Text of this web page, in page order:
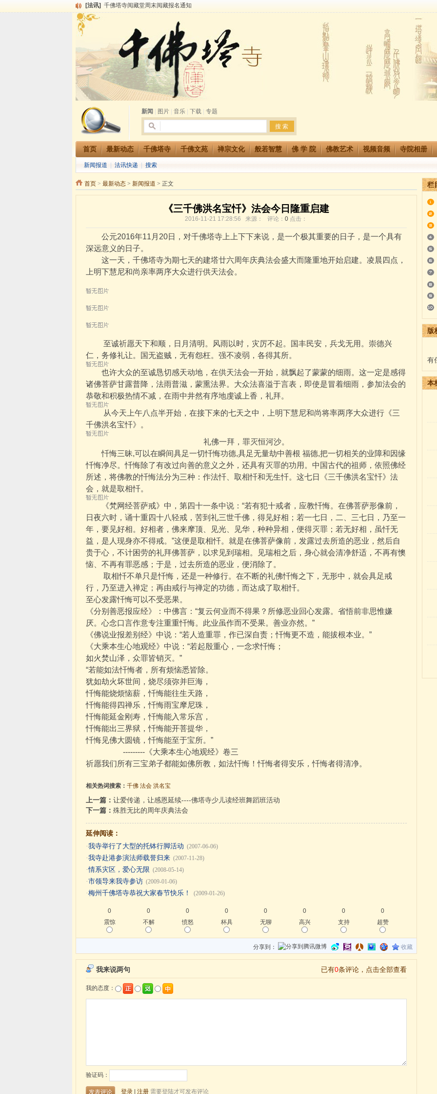
[法讯] 千佛塔寺阅藏堂周末阅藏报名通知
[法讯]
[法讯]
本寺方丈上明下慧尼和尚开讲《六祖坛经》
2015-3-26师父于法堂对大众的开示
[法讯]
广东千佛塔寺云门佛学院女众部 2016年招生简章
[法讯] 恭请海涛法师莅临千佛塔寺弘法
[法讯]
2014年七月大法会 祈福息灾地藏七 冥阳两利普渡群蒙盂兰盆
[法讯]
千佛塔寺云门佛学院女众部2014年招生简章
[法讯]
千佛塔寺兴建佛学院综合大楼缘起
[法讯] 共赴华藏世界 进入最后七天倒计时 殊胜华严法会 快快同享富贵庄严海
新闻
图片| 音乐| 下载| 专题
首页 最新动态 千佛塔寺 千佛文苑 禅宗文化 般若智慧 佛 学 院 佛教艺术 视频音频 寺院相册
新闻报道 法讯快递 搜索
首页> 最新动态> 新闻报道 > 正文
《三千佛洪名宝忏》法会今日隆重启建
2016-11-21 17:28:56 来源： 评论： 0 点击：
公元2016年11月20日，对千佛塔寺上上下下来说，是一个极其重要的日子，是一个具有
深远意义的日子。
这一天，千佛塔寺为期七天的建塔廿六周年庆典法会盛大而隆重地开始启建。凌晨四点，
上明下慧尼和尚亲率两序大众进行供天法会。
至诚祈愿天下和顺，日月清明。风雨以时，灾厉不起。国丰民安，兵戈无用。崇德兴
仁，务修礼让。国无盗贼，无有怨枉。强不凌弱，各得其所。
也许大众的至诚恳切感天动地，在供天法会一开始，就飘起了蒙蒙的细雨。这一定是感得
诸佛菩萨甘露普降，法雨普滋，蒙熏法界。大众法喜溢于言表，即使是冒着细雨，参加法会的
恭敬和积极热情不减，在雨中井然有序地虔诚上香，礼拜。
从今天上午八点半开始，在接下来的七天之中，上明下慧尼和尚将率两序大众进行《三
千佛洪名宝忏》。
礼佛一拜，罪灭恒河沙。
忏悔三昧,可以在瞬间具足一切忏悔功德,具足无量劫中善根 福德,把一切相关的业障和因缘
忏悔净尽。忏悔除了有改过向善的意义之外，还具有灭罪的功用。中国古代的祖师，依照佛经
所述，将佛教的忏悔法分为三种：作法忏、取相忏和无生忏。这七日《三千佛洪名宝忏》法
会，就是取相忏。
《梵网经菩萨戒》中，第四十一条中说：“若有犯十戒者，应教忏悔。在佛菩萨形像前，
日夜六时，诵十重四十八轻戒，苦到礼三世千佛，得见好相；若一七日，二、三七日，乃至一
年，要见好相。好相者，佛来摩顶、见光、见华，种种异相，便得灭罪；若无好相，虽忏无
益，是人现身亦不得戒。”这便是取相忏。就是在佛菩萨像前，发露过去所造的恶业，然后自
贵于心，不计困劳的礼拜佛菩萨，以求见到瑞相。见瑞相之后，身心就会清净舒适，不再有懊
恼、不再有罪恶感；于是，过去所造的恶业，便消除了。
取相忏不单只是忏悔，还是一种修行。在不断的礼佛忏悔之下，无形中，就会具足戒
行，乃至进入禅定；再由戒行与禅定的功德，而达成了取相忏。
至心发露忏悔可以不受恶果。
《分别善恶报应经》：中佛言：“复云何业而不得果？所修恶业回心发露。省悟前非思惟嫌
厌。心念口言作意专注重重忏悔。此业虽作而不受果。善业亦然。”
《佛说业报差别经》中说：“若人造重罪，作已深自责；忏悔更不造，能拔根本业。”
《大乘本生心地观经》中说：“若起殷重心，一念求忏悔；
如火焚山泽，众罪皆销灭。”
“若能如法忏悔者，所有烦恼悉皆除。
犹如劫火坏世间，烧尽须弥并巨海，
忏悔能烧烦恼薪，忏悔能往生天路，
忏悔能得四禅乐，忏悔雨宝摩尼珠，
忏悔能延金刚寿，忏悔能入常乐宫，
忏悔能出三界狱，忏悔能开菩提华，
忏悔见佛大圆镜，忏悔能至于宝所。”
---------《大乘本生心地观经》卷三
祈愿我们所有三宝弟子都能如佛所教，如法忏悔！忏悔者得安乐，忏悔者得清净。
相关热词搜索： 千佛 法会 洪名宝
上一篇： 让爱传递，让感恩延续----佛塔寺少儿读经班舞蹈班活动
下一篇： 殊胜无比的周年庆典法会
延伸阅读：
·我寺举行了大型的托钵行脚活动 (2007-06-06)
·我寺赴港参演法师载誉归来 (2007-11-28)
·情系灾区，爱心无限 (2008-05-14)
·市领导来我寺参访 (2009-01-06)
·梅州千佛塔寺恭祝大家春节快乐！ (2009-01-26)
0
震惊
0
不解
0
愤怒
0
杯具
0
无聊
0
高兴
0
支持
0
超赞
分享到： 收藏
栏
版
有
本